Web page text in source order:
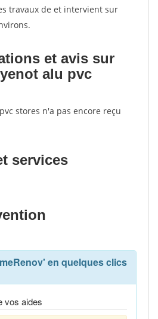
travaux de et intervient sur
et avis sur
alu pvc
stores n'a pas encore reçu
services